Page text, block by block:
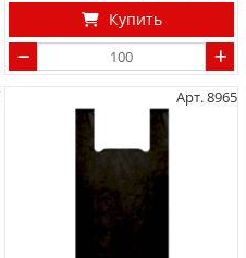
Купить
Арт. 8965